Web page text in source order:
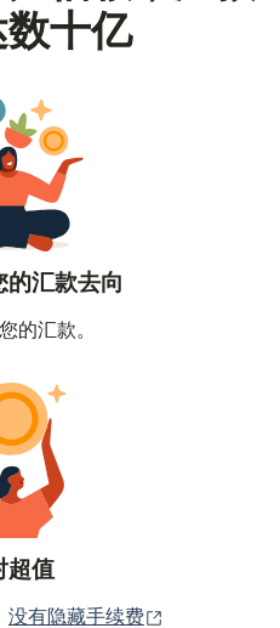
十亿
的汇款去向
的汇款。
超值
没有隐藏手续费